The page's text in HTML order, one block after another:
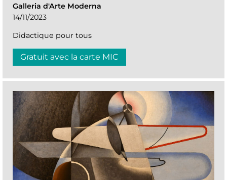
Galleria d'Arte Moderna
14/11/2023
Didactique pour tous
Gratuit avec la carte MIC